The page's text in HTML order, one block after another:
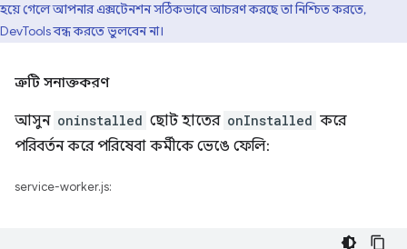
হয়ে গেলে আপনার এক্সটেনশন সঠিকভাবে আচরণ করছে তা নিশ্চিত করতে,
DevTools বন্ধ করতে ভুলবেন না।
ত্রুটি সনাক্তকরণ
আসুন oninstalled ছোট হাতের onInstalled করে
পরিবর্তন করে পরিষেবা কর্মীকে ভেঙে ফেলি:
service-worker.js: